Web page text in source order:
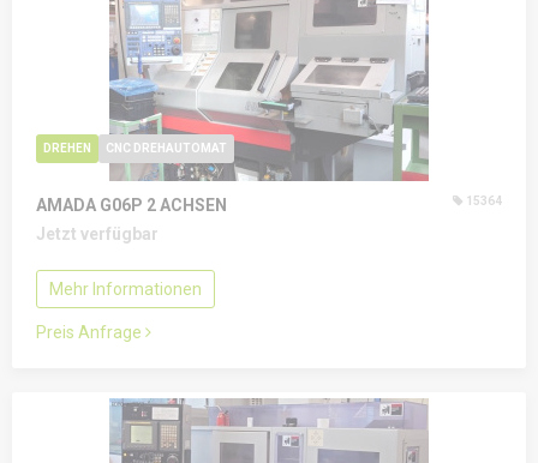
DREHEN CNC DREHAUTOMAT
AMADA G06P 2 ACHSEN 15364
Jetzt verfügbar
Mehr Informationen
Preis Anfrage